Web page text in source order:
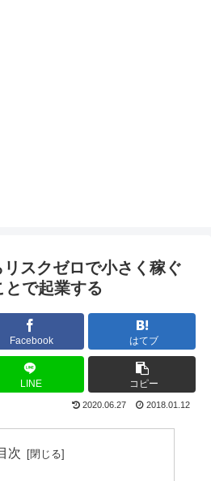
スクゼロで小さく稼ぐ
で起業する
Facebook はてブ
LINE コピー
2020.06.27 2018.01.12
次